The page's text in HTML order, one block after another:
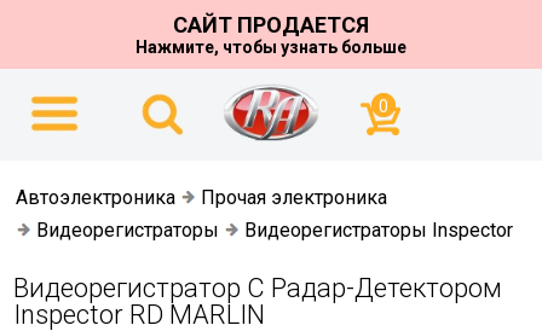
САЙТ ПРОДАЕТСЯ
Нажмите, чтобы узнать больше
0
Автоэлектроника
Прочая электроника
Видеорегистраторы
Видеорегистраторы Inspector
Видеорегистратор С Радар-Детектором
Inspector RD MARLIN